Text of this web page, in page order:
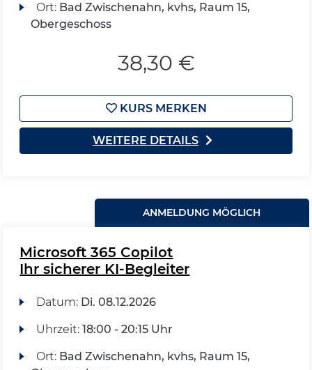
Ort: Bad Zwischenahn, kvhs, Raum 15,
Obergeschoss
38,30 €
KURS MERKEN
WEITERE DETAILS
ANMELDUNG MÖGLICH
Microsoft 365 Copilot
Ihr sicherer KI-Begleiter
Datum: Di. 08.12.2026
Uhrzeit: 18:00 - 20:15 Uhr
Ort: Bad Zwischenahn, kvhs, Raum 15,